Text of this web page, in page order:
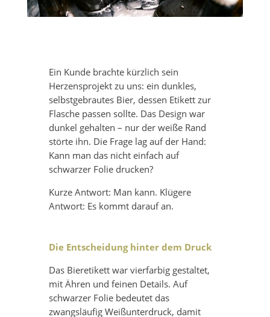
Ein Kunde brachte kürzlich sein
Herzensprojekt zu uns: ein dunkles,
selbstgebrautes Bier, dessen Etikett zur
Flasche passen sollte. Das Design war
dunkel gehalten – nur der weiße Rand
störte ihn. Die Frage lag auf der Hand:
Kann man das nicht einfach auf
schwarzer Folie drucken?
Kurze Antwort: Man kann. Klügere
Antwort: Es kommt darauf an.
Die Entscheidung hinter dem Druck
Das Bieretikett war vierfarbig gestaltet,
mit Ähren und feinen Details. Auf
schwarzer Folie bedeutet das
zwangsläufig Weißunterdruck, damit